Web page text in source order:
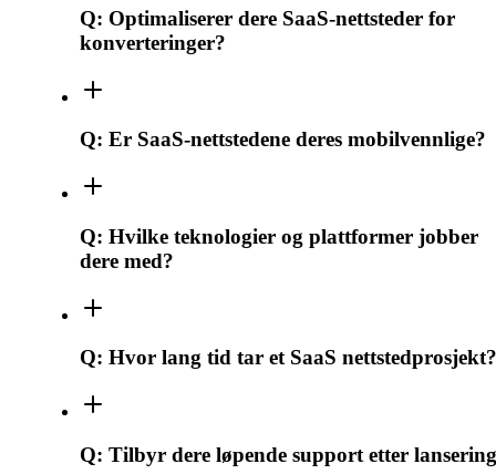
Q: Optimaliserer dere SaaS-nettsteder for
konverteringer?
Q: Er SaaS-nettstedene deres mobilvennlige?
Q: Hvilke teknologier og plattformer jobber
dere med?
Q: Hvor lang tid tar et SaaS nettstedprosjekt?
Q: Tilbyr dere løpende support etter